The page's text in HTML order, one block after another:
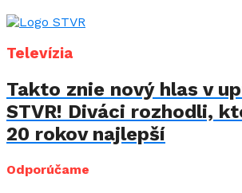
Televízia
Takto znie nový hlas v
STVR! Diváci rozhodli,
20 rokov najlepší
Odporúčame